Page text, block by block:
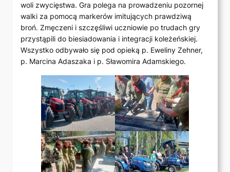
woli zwycięstwa. Gra polega na prowadzeniu pozornej
walki za pomocą markerów imitujących prawdziwą
broń. Zmęczeni i szczęśliwi uczniowie po trudach gry
przystąpili do biesiadowania i integracji koleżeńskiej.
Wszystko odbywało się pod opieką p. Eweliny Zehner,
p. Marcina Adaszaka i p. Sławomira Adamskiego.